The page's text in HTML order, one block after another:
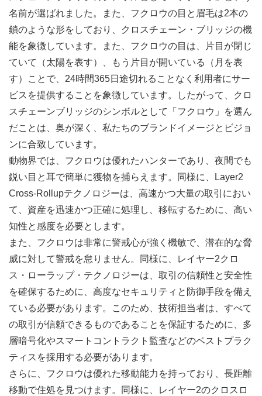
名前が選ばれました。また、フクロウの目と眉毛は2本の
鎖のような形をしており、クロスチェーン・ブリッジの機
能を象徴しています。また、フクロウの目は、片目が閉じ
ていて（太陽を表す）、もう片目が開いている（月を表
す）ことで、24時間365日途切れることなく利用者にサー
ビスを提供することを象徴しています。したがって、クロ
スチェーンブリッジのシンボルとして「フクロウ」を選ん
だことは、奥が深く、私たちのブランドイメージとビジョ
ンに合致しています。
動物界では、フクロウは優れたハンターであり、夜間でも
鋭い目と耳で簡単に獲物を捕らえます。同様に、Layer2
Cross-Rollupテクノロジーは、高速かつ大量の取引におい
て、資産を迅速かつ正確に処理し、移転するために、高い
知性と感度を必要とします。
また、フクロウは非常に警戒心が強く機敏で、潜在的な脅
威に対して警戒を怠りません。同様に、レイヤー2クロ
ス・ローラップ・テクノロジーは、取引の信頼性と安全性
を確保するために、高度なセキュリティと防御手段を備え
ている必要があります。このため、技術担当者は、すべて
の取引が信頼できるものであることを保証するために、多
層暗号化やスマートコントラクト監査などのベストプラク
ティスを採用する必要があります。
さらに、フクロウは優れた移動能力を持っており、長距離
移動で住処を見つけます。同様に、レイヤー2のクロスロ